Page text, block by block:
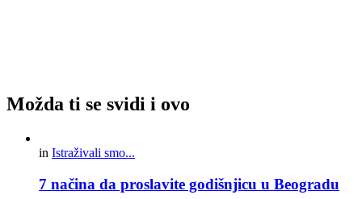
Možda ti se svidi i ovo
in Istraživali smo...
7 načina da proslavite godišnjicu u Beogradu